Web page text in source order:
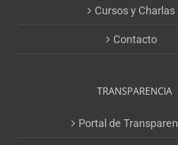
Cursos y Charlas
Contacto
TRANSPARENCIA
Portal de